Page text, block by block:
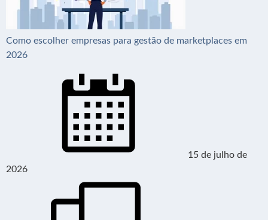
Como escolher empresas para gestão de marketplaces em
2026
15 de julho de
2026